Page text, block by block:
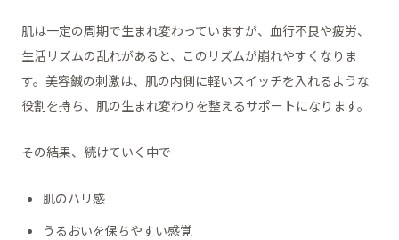
肌は一定の周期で生まれ変わっていますが、血行不良や疲労、
生活リズムの乱れがあると、このリズムが崩れやすくなりま
す。美容鍼の刺激は、肌の内側に軽いスイッチを入れるような
役割を持ち、肌の生まれ変わりを整えるサポートになります。
その結果、続けていく中で
肌のハリ感
うるおいを保ちやすい感覚